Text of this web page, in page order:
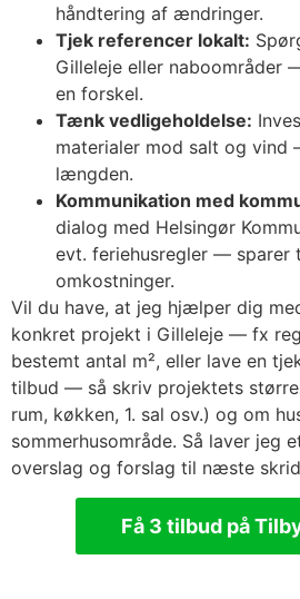
håndtering af ændringer.
Tjek referencer lokalt:
Gilleleje eller naboområder
en forskel.
Tænk vedligeholdelse:
materialer mod salt og
længden.
Kommunikation med
dialog med Helsingør
evt. feriehusregler — sparer
omkostninger.
Vil du have, at jeg hjælper dig
konkret projekt i Gilleleje — fx
bestemt antal m², eller lave en
tilbud — så skriv projektets
rum, køkken, 1. sal osv.) og om
sommerhusområde. Så laver jeg
overslag og forslag til næste
Få 3 tilbud på